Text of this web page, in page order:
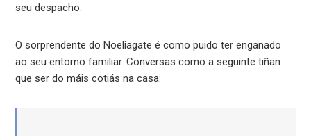
seu despacho.
O sorprendente do Noeliagate é como puido ter enganado
ao seu entorno familiar. Conversas como a seguinte tiñan
que ser do máis cotiás na casa: